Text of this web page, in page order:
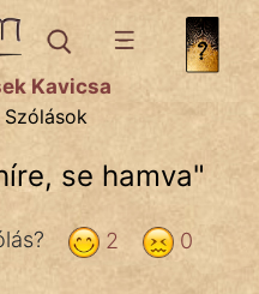
témák:
Kavicsa
Szólások
se hamva"
0
2